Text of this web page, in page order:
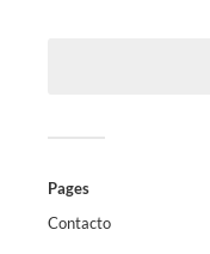
Pages
Contacto